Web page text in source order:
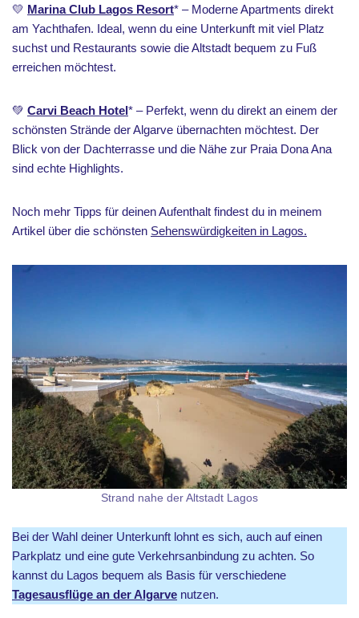
💛 Marina Club Lagos Resort* – Moderne Apartments direkt
am Yachthafen. Ideal, wenn du eine Unterkunft mit viel Platz
suchst und Restaurants sowie die Altstadt bequem zu Fuß
erreichen möchtest.
💚 Carvi Beach Hotel* – Perfekt, wenn du direkt an einem der
schönsten Strände der Algarve übernachten möchtest. Der
Blick von der Dachterrasse und die Nähe zur Praia Dona Ana
sind echte Highlights.
Noch mehr Tipps für deinen Aufenthalt findest du in meinem
Artikel über die schönsten Sehenswürdigkeiten in Lagos.
Strand nahe der Altstadt Lagos
Bei der Wahl deiner Unterkunft lohnt es sich, auch auf einen
Parkplatz und eine gute Verkehrsanbindung zu achten. So
kannst du Lagos bequem als Basis für verschiedene
Tagesausflüge an der Algarve nutzen.